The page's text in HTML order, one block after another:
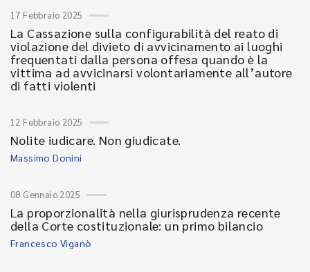
17 Febbraio 2025
La Cassazione sulla configurabilità del reato di
violazione del divieto di avvicinamento ai luoghi
frequentati dalla persona offesa quando è la
vittima ad avvicinarsi volontariamente all’autore
di fatti violenti
12 Febbraio 2025
Nolite iudicare. Non giudicate.
Massimo Donini
08 Gennaio 2025
La proporzionalità nella giurisprudenza recente
della Corte costituzionale: un primo bilancio
Francesco Viganò